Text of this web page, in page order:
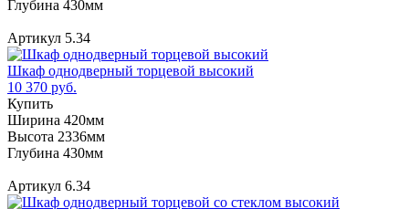
Глубина 430мм
Артикул 5.34
Шкаф однодверный торцевой высокий
10 370 руб.
Купить
Ширина 420мм
Высота 2336мм
Глубина 430мм
Артикул 6.34